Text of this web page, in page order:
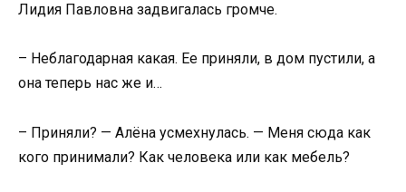
Лидия Павловна задвигалась громче.
– Неблагодарная какая. Ее приняли, в дом пустили, а
она теперь нас же и…
– Приняли? — Алёна усмехнулась. — Меня сюда как
кого принимали? Как человека или как мебель?